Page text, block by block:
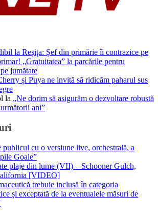
la Reșița: Șef din primărie îi contrazice pe
„Gratuitatea” la parcările pentru
jumătate
și Puya ne invită să ridicăm paharul sus
la „Ne dorim să asigurăm o dezvoltare robustă
ani”
cu o versiune live, orchestrală, a
Goale”
plaje din lume (VII) – Schooner Gulch,
[VIDEO]
trebuie inclusă în categoria
și exceptată de la eventualele măsuri de